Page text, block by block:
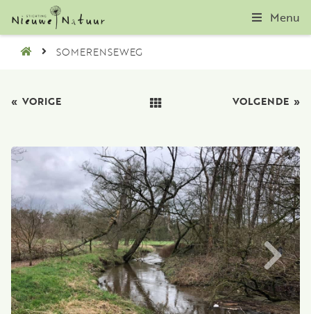
Menu
SOMERENSEWEG
« VORIGE VOLGENDE »